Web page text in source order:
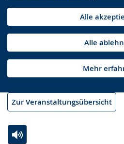
Alle
Alle
Mehr
Zur Veranstaltungsübersicht